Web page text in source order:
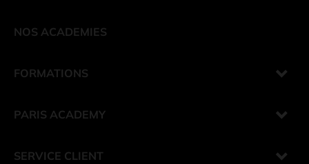
NOS ACADEMIES
FORMATIONS
PARIS ACADEMY
SERVICE CLIENT